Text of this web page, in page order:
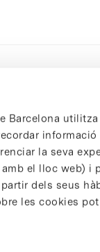
Barcelona
informació
la seva
el lloc web) i
dels seus
les cookies